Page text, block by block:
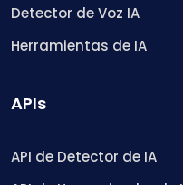
Detector de Voz IA
Herramientas de IA
APIs
API de Detector de IA